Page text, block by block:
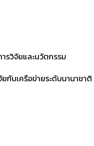
รวิจัยและนวัตกรรม
บเครือข่ายระดับนานาชาติ